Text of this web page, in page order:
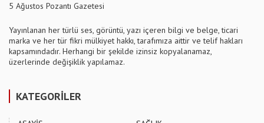
5 Ağustos Pozantı Gazetesi
Yayınlanan her türlü ses, görüntü, yazı içeren bilgi ve belge, ticari
marka ve her tür fikri mülkiyet hakkı, tarafımıza aittir ve telif hakları
kapsamındadır. Herhangi bir şekilde izinsiz kopyalanamaz,
üzerlerinde değişiklik yapılamaz.
KATEGORİLER